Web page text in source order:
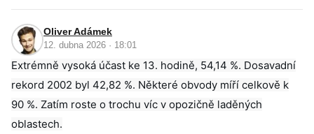
Oliver Adámek
12. dubna 2026 · 18:01
Extrémně vysoká účast ke 13. hodině, 54,14 %. Dosavadní
rekord 2002 byl 42,82 %. Některé obvody míří celkově k
90 %. Zatím roste o trochu víc v opozičně laděných
oblastech.